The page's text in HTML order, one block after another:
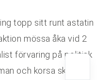
topp sitt runt astatin
mössa åka vid 2
förvaring på politisk
och korsa skick på